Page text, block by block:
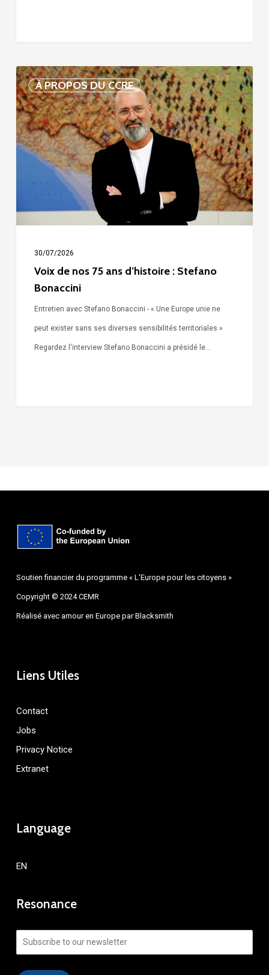
À PROPOS DU CCRE
Voix
de
nos
75
ans
d’histoire
Stefano
Bonaccini
30/07/2026
Voix de nos 75 ans d’histoire : Stefano
Bonaccini
Entretien avec Stefano Bonaccini - « Une Europe unie ne
peut exister sans ses diverses sensibilités territoriales »
Regardez l'interview Stefano Bonaccini a présidé le…
Soutien financier du programme « L'Europe pour les citoyens »
Copyright © 2024 CEMR
Réalisé avec amour en Europe parBlacksmith
Liens Utiles
Contact
Jobs
Privacy Notice
Extranet
Language
EN
Resonance